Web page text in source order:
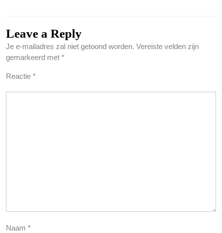
Leave a Reply
Je e-mailadres zal niet getoond worden. Vereiste velden zijn
gemarkeerd met *
Reactie *
Naam *